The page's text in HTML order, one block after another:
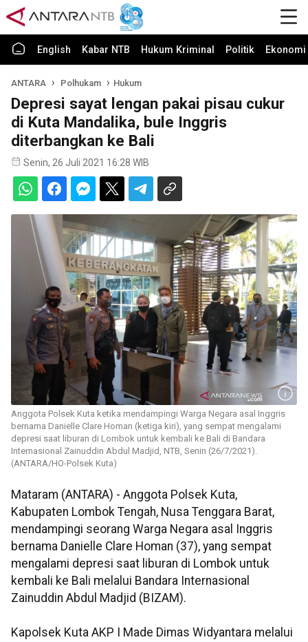
English Kabar NTB Hukum Kriminal Politik
ANTARA Polhukam Hukum
Depresi sayat lengan pakai pisau cukur
di Kuta Mandalika, bule Inggris
diterbangkan ke Bali
Senin, 26 Juli 2021 16:28 WIB
Anggota Polsek Kuta ketika mendampingi Warga Negara asal Inggris
bernama Danielle Clare Homan (ketiga kiri), yang sempat mengalami
depresi saat liburan di Lombok untuk kembali ke Bali di Bandara
Internasional Zainuddin Abdul Madjid, NTB, Senin (26/7/2021).
(ANTARA/HO-Polsek Kuta)
Mataram (ANTARA) - Anggota Polsek Kuta,
Kabupaten Lombok Tengah, Nusa Tenggara Barat,
mendampingi seorang Warga Negara asal Inggris
bernama Danielle Clare Homan (37), yang sempat
mengalami depresi saat liburan di Lombok untuk
kembali ke Bali melalui Bandara Internasional
Zainuddin Abdul Madjid (BIZAM).
Kapolsek Kuta AKP I Made Dimas Widyantara melalui